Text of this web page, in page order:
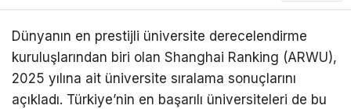
Dünyanın en prestijli üniversite derecelendirme
kuruluşlarından biri olan Shanghai Ranking (ARWU),
2025 yılına ait üniversite sıralama sonuçlarını
açıkladı. Türkiye’nin en başarılı üniversiteleri de bu